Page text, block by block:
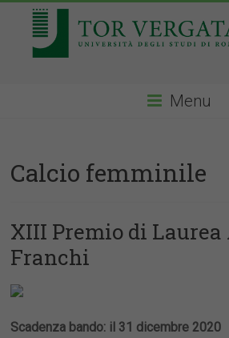
Menu
Calcio femminile
XIII Premio di
Franchi
Scadenza bando: il 31 dicembre 2020